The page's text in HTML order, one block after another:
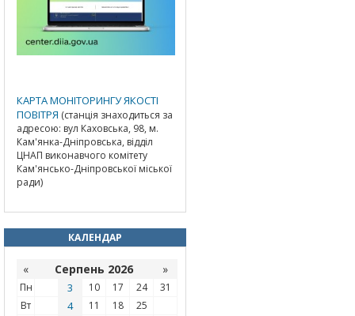
КАРТА МОНІТОРИНГУ ЯКОСТІ
ПОВІТРЯ (станція знаходиться за
адресою: вул Каховська, 98, м.
Кам'янка-Дніпровська, відділ
ЦНАП виконавчого комітету
Кам'янсько-Дніпровської міської
ради)
КАЛЕНДАР
« Серпень 2026 »
Пн 3 10 17 24
31
Вт
4 11 18
25